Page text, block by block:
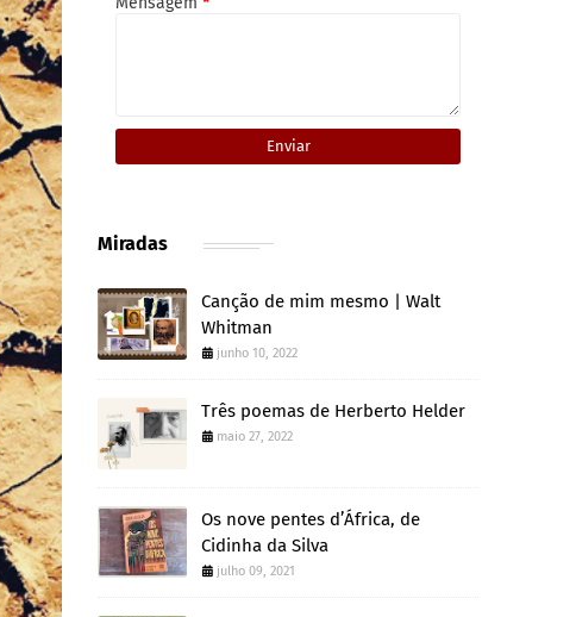
Miradas
Canção de mim mesmo | Walt
Whitman
junho 10, 2022
Três poemas de Herberto Helder
maio 27, 2022
Os nove pentes d’África, de
Cidinha da Silva
julho 09, 2021